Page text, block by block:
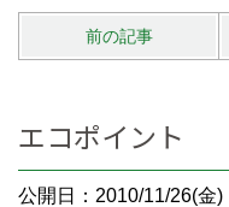
前の記事
エコポイント
公開日：2010/11/26(金)